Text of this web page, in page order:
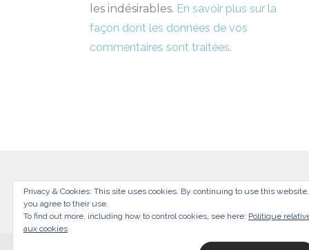
les indésirables. En savoir plus sur la
façon dont les données de vos
commentaires sont traitées.
Privacy & Cookies: This site uses cookies. By continuing to use this website,
you agree to their use.
To find out more, including how to control cookies, see here: Politique
aux cookies